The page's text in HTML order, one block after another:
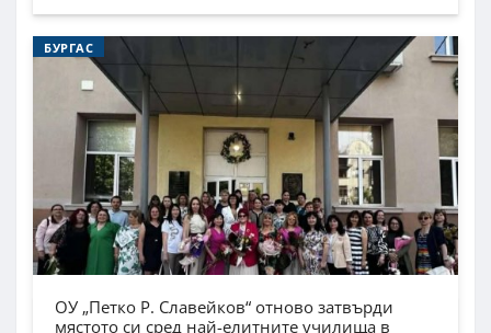
БУРГАС
ОУ „Петко Р. Славейков“ отново затвърди
мястото си сред най-елитните училища в